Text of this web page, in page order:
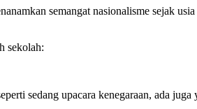
semangat nasionalisme sejak
sekolah:
sedang upacara kenegaraan, ada